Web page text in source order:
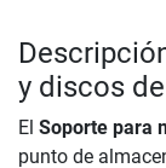
y discos
El Soporte para
punto de